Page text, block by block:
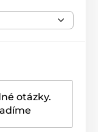
otázky.